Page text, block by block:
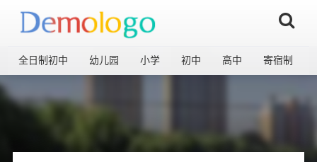
全日制初中 幼儿园 小学 初中 高中 寄宿制